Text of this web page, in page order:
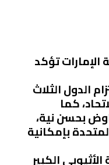
الإمارات تؤكد
الدول الثلاث
كما
بحسن نية،
بإمكانية
الكبير